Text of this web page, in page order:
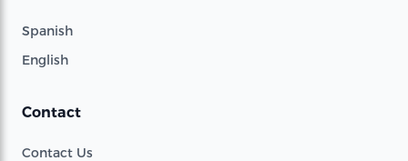
Spanish
English
Contact
Contact Us